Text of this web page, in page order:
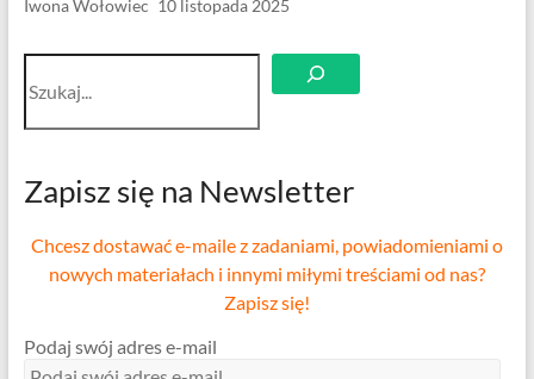
Iwona Wołowiec 10 listopada 2025
Szukaj
Zapisz się na Newsletter
Chcesz dostawać e-maile z zadaniami, powiadomieniami o
nowych materiałach i innymi miłymi treściami od nas?
Zapisz się!
Podaj swój adres e-mail